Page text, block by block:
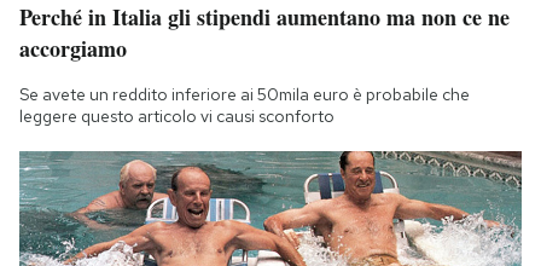
Perché in Italia gli stipendi aumentano ma non ce ne
accorgiamo
Se avete un reddito inferiore ai 50mila euro è probabile che
leggere questo articolo vi causi sconforto